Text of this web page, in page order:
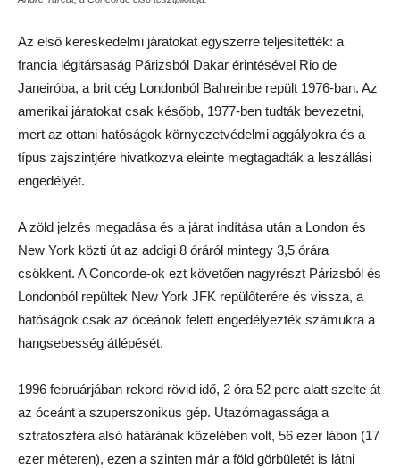
Az első kereskedelmi járatokat egyszerre teljesítették: a
francia légitársaság Párizsból Dakar érintésével Rio de
Janeiróba, a brit cég Londonból Bahreinbe repült 1976-ban. Az
amerikai járatokat csak később, 1977-ben tudták bevezetni,
mert az ottani hatóságok környezetvédelmi aggályokra és a
típus zajszintjére hivatkozva eleinte megtagadták a leszállási
engedélyét.
A zöld jelzés megadása és a járat indítása után a London és
New York közti út az addigi 8 óráról mintegy 3,5 órára
csökkent. A Concorde-ok ezt követően nagyrészt Párizsból és
Londonból repültek New York JFK repülőterére és vissza, a
hatóságok csak az óceánok felett engedélyezték számukra a
hangsebesség átlépését.
1996 februárjában rekord rövid idő, 2 óra 52 perc alatt szelte át
az óceánt a szuperszonikus gép. Utazómagassága a
sztratoszféra alsó határának közelében volt, 56 ezer lábon (17
ezer méteren), ezen a szinten már a föld görbületét is látni